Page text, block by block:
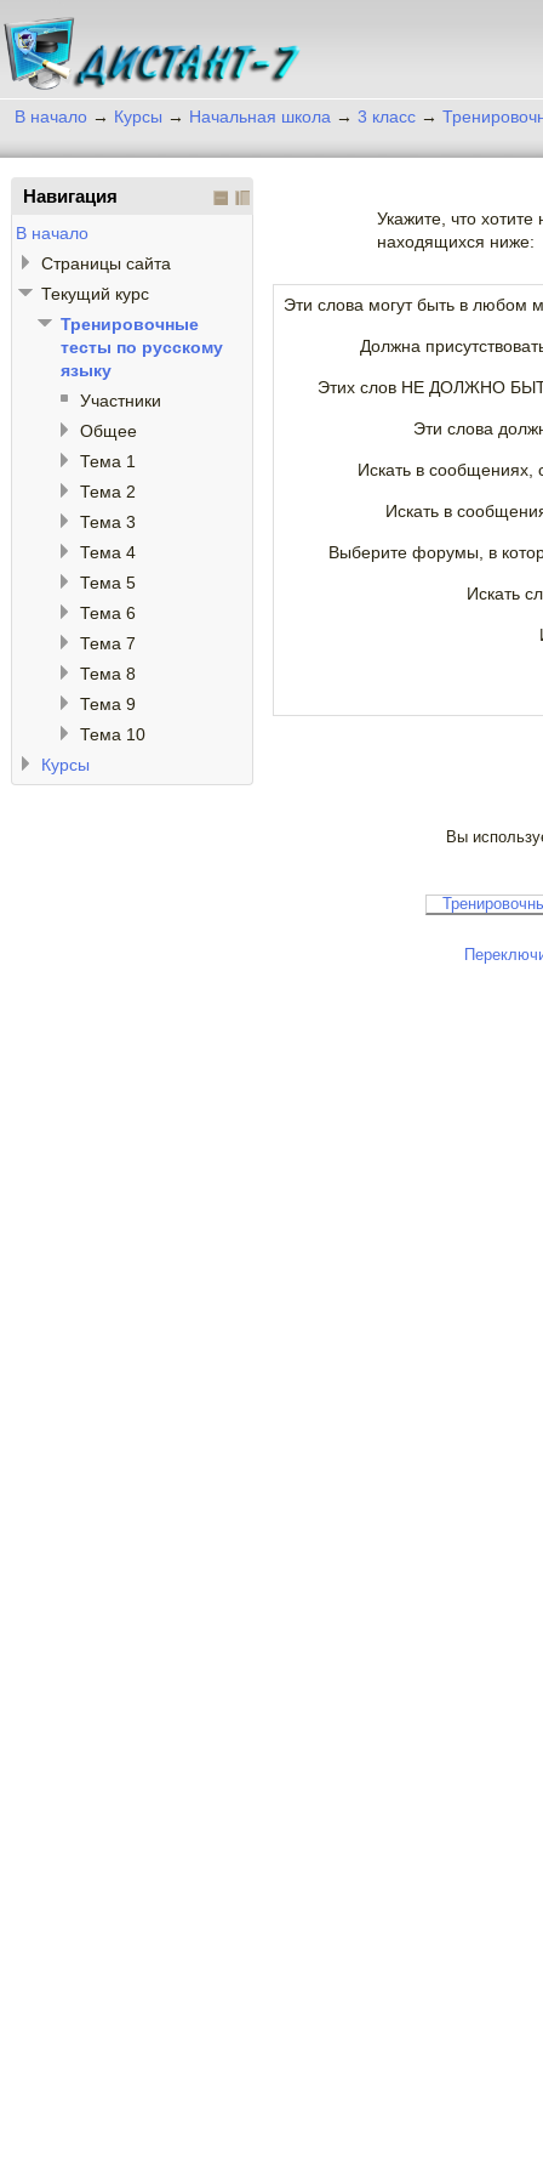
В начало → Курсы → Начальная школа → 3 класс →
Укажите, что
находящихся ниже:
Эти слова могут быть в любом
Должна
Этих слов НЕ ДОЛЖНО
Эти слова
Искать в сообщениях,
Искать в
Выберите форумы, в
Искать
Навигация
В начало
Страницы сайта
Текущий курс
Тренировочные
тесты по русскому
языку
Участники
Общее
Тема 1
Тема 2
Тема 3
Тема 4
Тема 5
Тема 6
Тема 7
Тема 8
Тема 9
Тема 10
Курсы
Вы